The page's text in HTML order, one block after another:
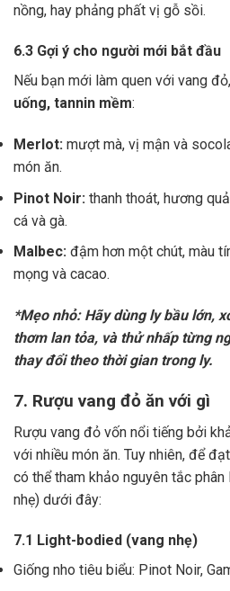
nồng, hay phảng phất vị gỗ sồi.
6.3 Gợi ý cho người mới bắt đầu
Nếu bạn mới làm quen với vang
uống, tannin mềm:
Merlot: mượt mà, vị mận và
món ăn.
Pinot Noir: thanh thoát, hương
cá và gà.
Malbec: đậm hơn một chút, màu
mọng và cacao.
*Mẹo nhỏ: Hãy dùng ly bầu lớn,
thơm lan tỏa, và thử nhấp từng
thay đổi theo thời gian trong ly.
7. Rượu vang đỏ ăn với gì
Rượu vang đỏ vốn nổi tiếng bởi
với nhiều món ăn. Tuy nhiên, để
có thể tham khảo nguyên tắc
nhẹ) dưới đây:
7.1 Light-bodied (vang nhẹ)
Giống nho tiêu biểu: Pinot Noir,